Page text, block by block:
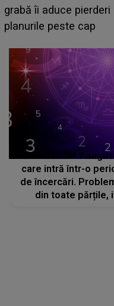
face o MĂRTURISIRE
sa: "I-am spus și ei în
HOROSCOP 7
care intră într-o
de încercări.
din toate părțile,